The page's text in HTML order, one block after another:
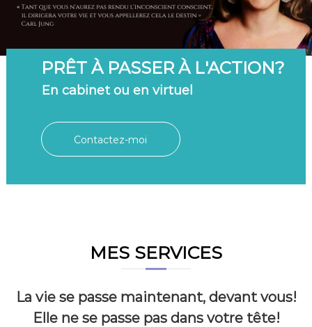
PRÊT À PASSER À L'ACTION?
En cabinet ou en virtuel
Contactez-moi
MES SERVICES
La vie se passe maintenant, devant vous!
Elle ne se passe pas dans votre tête!